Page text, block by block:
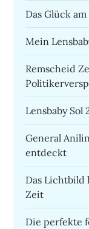
Das Glück
Mein
Remscheid
Lensbaby
General
entdeckt
Das
Zeit
Die perfekte